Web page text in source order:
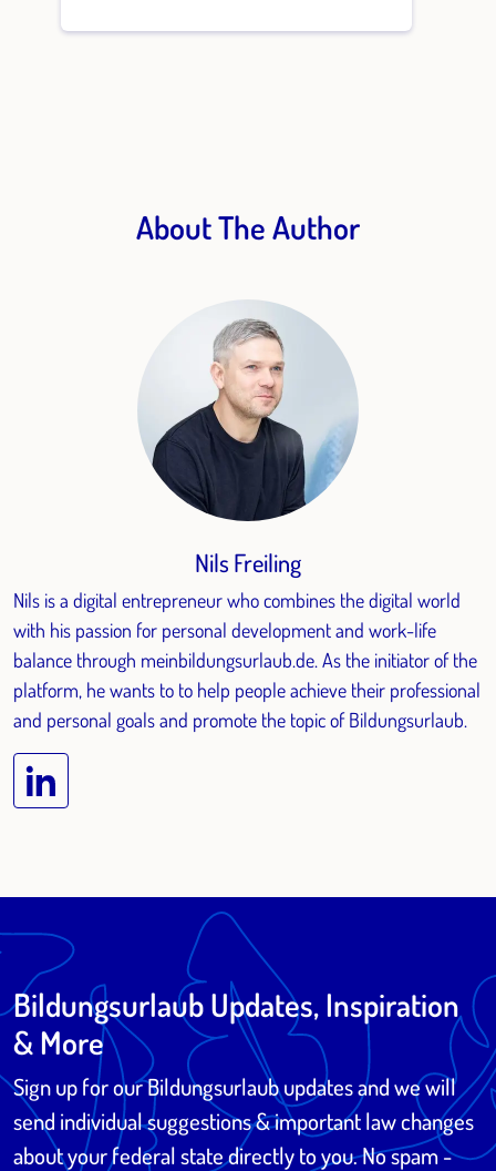
About The Author
Nils Freiling
Nils is a digital entrepreneur who combines the digital world
with his passion for personal development and work-life
balance through meinbildungsurlaub.de. As the initiator of the
platform, he wants to to help people achieve their professional
and personal goals and promote the topic of Bildungsurlaub.
Bildungsurlaub Updates, Inspiration
& More
Sign up for our Bildungsurlaub updates and we will
send individual suggestions & important law changes
about your federal state directly to you. No spam -